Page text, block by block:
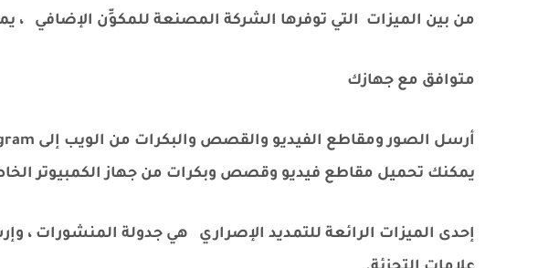
من بين الميزات التي توفرها الشركة المصنعة للمكوِّن الإضافي ،
متوافق مع جهازك
يمكنك تحميل مقاطع فيديو وقصص وبكرات من جهاز الكمبيوتر
إحدى الميزات الرائعة للتمديد الإصراري هي جدولة المنشورات ،